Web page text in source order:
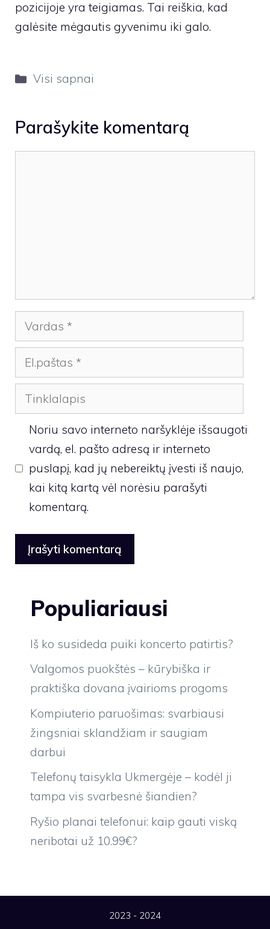
pozicijoje yra teigiamas. Tai reiškia, kad
galėsite mėgautis gyvenimu iki galo.
Kategorijos
Visi sapnai
Parašykite komentarą
Vardas
El.paštas
Tinklalapis
Noriu savo interneto naršyklėje išsaugoti
vardą, el. pašto adresą ir interneto
puslapį, kad jų nebereiktų įvesti iš naujo,
kai kitą kartą vėl norėsiu parašyti
komentarą.
Populiariausi
Iš ko susideda puiki koncerto patirtis?
Valgomos puokštės – kūrybiška ir
praktiška dovana įvairioms progoms
Kompiuterio paruošimas: svarbiausi
žingsniai sklandžiam ir saugiam
darbui
Telefonų taisykla Ukmergėje – kodėl ji
tampa vis svarbesnė šiandien?
Ryšio planai telefonui: kaip gauti viską
neribotai už 10.99€?
2023 - 2024